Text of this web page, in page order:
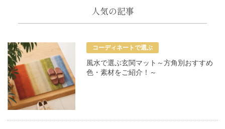
人気の記事
コーディネートで選ぶ
風水で選ぶ玄関マット～方角別おすすめ
色・素材をご紹介！～